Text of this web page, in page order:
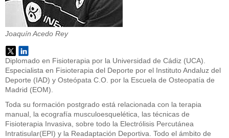
Joaquín Acedo Rey
Diplomado en Fisioterapia por la Universidad de Cádiz (UCA).
Especialista en Fisioterapia del Deporte por el Instituto Andaluz del
Deporte (IAD) y Osteópata C.O. por la Escuela de Osteopatía de
Madrid (EOM).
Toda su formación postgrado está relacionada con la terapia
manual, la ecografía musculoesquelética, las técnicas de
Fisioterapia Invasiva, sobre todo la Electrólisis Percutánea
Intratisular(EPI) y la Readaptación Deportiva. Todo el ámbito de